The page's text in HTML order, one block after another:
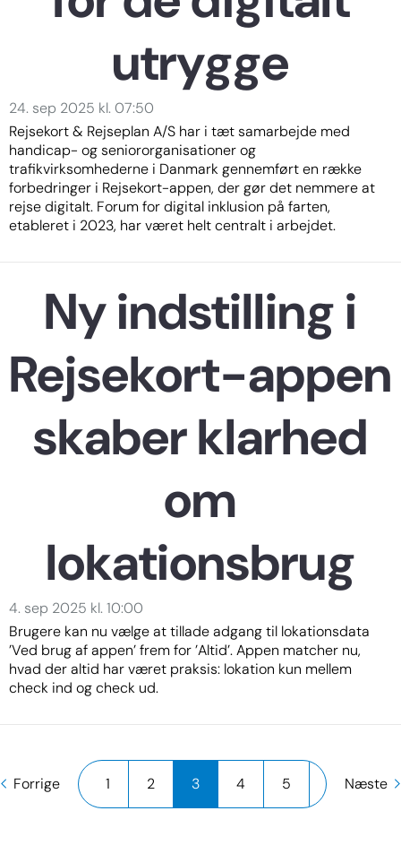
utrygge
24. sep 2025 kl. 07:50
Rejsekort & Rejseplan A/S har i tæt samarbejde med
handicap- og seniororganisationer og
trafikvirksomhederne i Danmark gennemført en række
forbedringer i Rejsekort-appen, der gør det nemmere at
rejse digitalt. Forum for digital inklusion på farten,
etableret i 2023, har været helt centralt i arbejdet.
Ny indstilling i
Rejsekort-appen
skaber klarhed
om
lokationsbrug
4. sep 2025 kl. 10:00
Brugere kan nu vælge at tillade adgang til lokationsdata
’Ved brug af appen’ frem for ’Altid’. Appen matcher nu,
hvad der altid har været praksis: lokation kun mellem
check ind og check ud.
Forrige 1 2 3 4 5 12
Næste